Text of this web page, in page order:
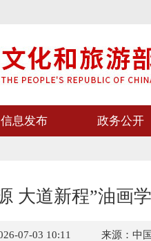
信息发布 政务公开
大道新程”油画
07-03 10:11 来源：中